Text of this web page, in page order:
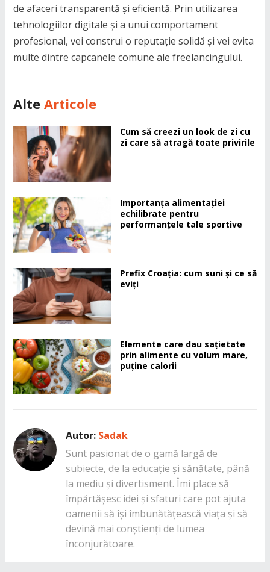
de afaceri transparentă și eficientă. Prin utilizarea
tehnologiilor digitale și a unui comportament
profesional, vei construi o reputație solidă și vei evita
multe dintre capcanele comune ale freelancingului.
Alte Articole
Cum să creezi un look de zi cu
zi care să atragă toate privirile
Importanța alimentației
echilibrate pentru
performanțele tale sportive
Prefix Croația: cum suni și ce să
eviți
Elemente care dau sațietate
prin alimente cu volum mare,
puține calorii
Autor: Sadak
Sunt pasionat de o gamă largă de
subiecte, de la educație și sănătate, până
la mediu și divertisment. Îmi place să
împărtășesc idei și sfaturi care pot ajuta
oamenii să își îmbunătățească viața și să
devină mai conștienți de lumea
înconjurătoare.